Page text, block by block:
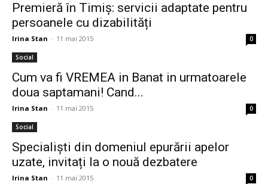
Premieră în Timiș: servicii adaptate pentru
persoanele cu dizabilități
Irina Stan - 11 mai 2015 0
Social
Cum va fi VREMEA in Banat in urmatoarele
doua saptamani! Cand...
Irina Stan - 11 mai 2015 0
Social
Specialiști din domeniul epurării apelor
uzate, invitați la o nouă dezbatere
Irina Stan - 11 mai 2015 0